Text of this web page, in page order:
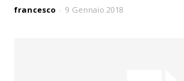
francesco - 9 Gennaio 2018